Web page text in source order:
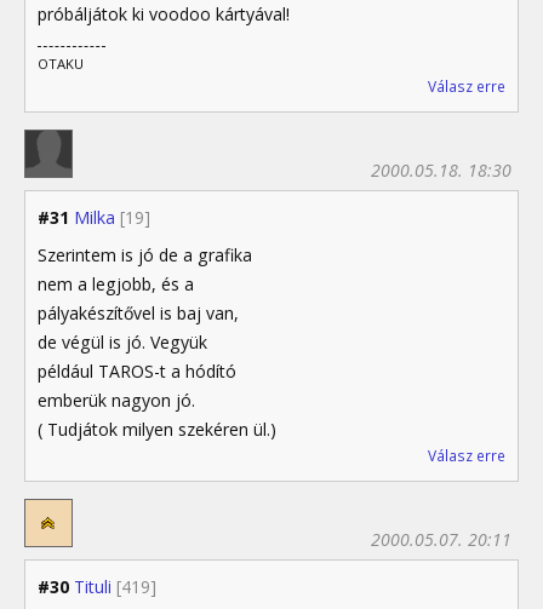
próbáljátok ki voodoo kártyával!
OTAKU
Válasz erre
#31 Milka [19]
2000.05.18. 18:30
Szerintem is jó de a grafika
nem a legjobb, és a
pályakészítővel is baj van,
de végül is jó. Vegyük
például TAROS-t a hódító
emberük nagyon jó.
( Tudjátok milyen szekéren ül.)
Válasz erre
#30 Tituli [419]
2000.05.07. 20:11